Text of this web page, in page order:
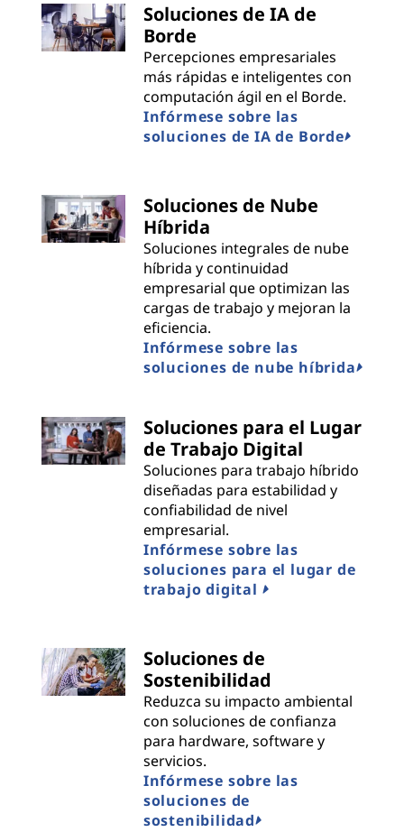
Soluciones de IA de
Borde
Percepciones empresariales
más rápidas e inteligentes con
computación ágil en el Borde.
Infórmese sobre las
soluciones de IA de Borde
Soluciones de Nube
Híbrida
Soluciones integrales de nube
híbrida y continuidad
empresarial que optimizan las
cargas de trabajo y mejoran la
eficiencia.
Infórmese sobre las
soluciones de nube híbrida
Soluciones para el Lugar
de Trabajo Digital
Soluciones para trabajo híbrido
diseñadas para estabilidad y
confiabilidad de nivel
empresarial.
Infórmese sobre las
soluciones para el lugar de
trabajo digital
Soluciones de
Sostenibilidad
Reduzca su impacto ambiental
con soluciones de confianza
para hardware, software y
servicios.
Infórmese sobre las
soluciones de
sostenibilidad